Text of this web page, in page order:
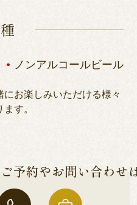
ノンアルコールビール
お楽しみいただける様々
す。
ご予約やお問い合わせ